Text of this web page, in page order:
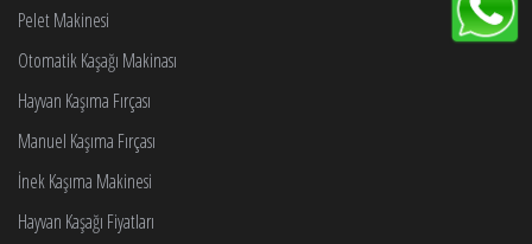
Pelet Makinesi
Otomatik Kaşağı Makinası
Hayvan Kaşıma Fırçası
Manuel Kaşıma Fırçası
İnek Kaşıma Makinesi
Hayvan Kaşağı Fiyatları